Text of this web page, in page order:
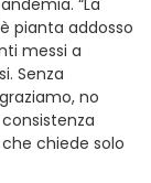
pianta addosso
messi a
Senza
no
chiede solo